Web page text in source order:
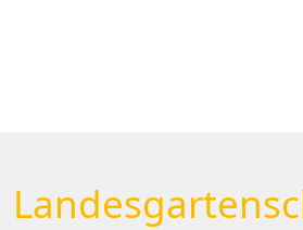
Nordhorn
Benefits